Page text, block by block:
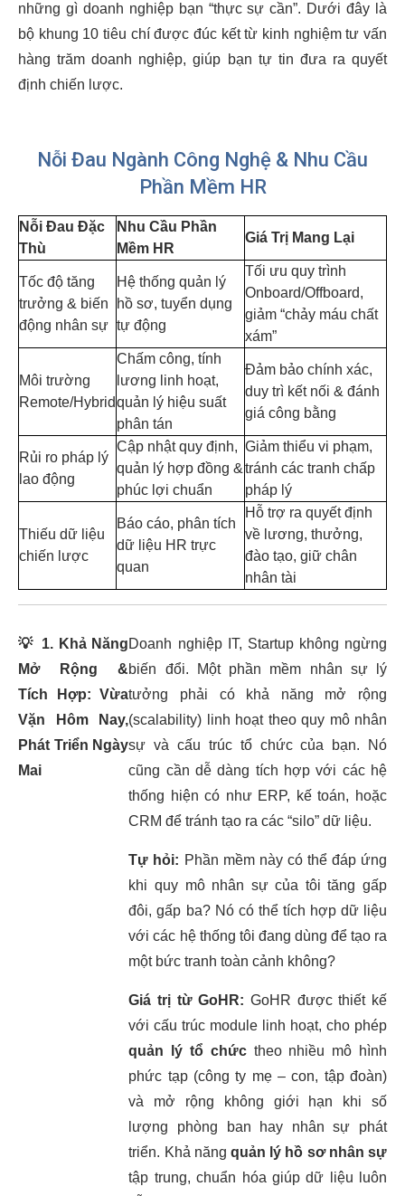
những gì doanh nghiệp bạn “thực sự cần”. Dưới đây là
bộ khung 10 tiêu chí được đúc kết từ kinh nghiệm tư vấn
hàng trăm doanh nghiệp, giúp bạn tự tin đưa ra quyết
định chiến lược.
Nỗi Đau Ngành Công Nghệ & Nhu Cầu
Phần Mềm HR
Nỗi Đau Đặc
Thù
Nhu Cầu Phần
Mềm HR
Giá Trị Mang Lại
Tốc độ tăng
trưởng & biến
động nhân sự
Hệ thống quản lý
hồ sơ, tuyển dụng
tự động
Tối ưu quy trình
Onboard/Offboard,
giảm “chảy máu chất
xám”
Môi trường
Remote/Hybrid
Chấm công, tính
lương linh hoạt,
quản lý hiệu suất
phân tán
Đảm bảo chính xác,
duy trì kết nối & đánh
giá công bằng
Rủi ro pháp lý
lao động
Cập nhật quy định,
quản lý hợp đồng &
phúc lợi chuẩn
Giảm thiểu vi phạm,
tránh các tranh chấp
pháp lý
Thiếu dữ liệu
chiến lược
Báo cáo, phân tích
dữ liệu HR trực
quan
Hỗ trợ ra quyết định
về lương, thưởng,
đào tạo, giữ chân
nhân tài
💡 1. Khả Năng
Mở Rộng &
Tích Hợp: Vừa
Vặn Hôm Nay,
Phát Triển Ngày
Mai
Doanh nghiệp IT, Startup không ngừng
biến đổi. Một phần mềm nhân sự lý
tưởng phải có khả năng mở rộng
(scalability) linh hoạt theo quy mô nhân
sự và cấu trúc tổ chức của bạn. Nó
cũng cần dễ dàng tích hợp với các hệ
thống hiện có như ERP, kế toán, hoặc
CRM để tránh tạo ra các “silo” dữ liệu.
Tự hỏi: Phần mềm này có thể đáp ứng
khi quy mô nhân sự của tôi tăng gấp
đôi, gấp ba? Nó có thể tích hợp dữ liệu
với các hệ thống tôi đang dùng để tạo ra
một bức tranh toàn cảnh không?
Giá trị từ GoHR: GoHR được thiết kế
với cấu trúc module linh hoạt, cho phép
quản lý tổ chứctheo nhiều mô hình
phức tạp (công ty mẹ – con, tập đoàn)
và mở rộng không giới hạn khi số
lượng phòng ban hay nhân sự phát
triển. Khả năng quản lý hồ sơ nhân sự
tập trung, chuẩn hóa giúp dữ liệu luôn